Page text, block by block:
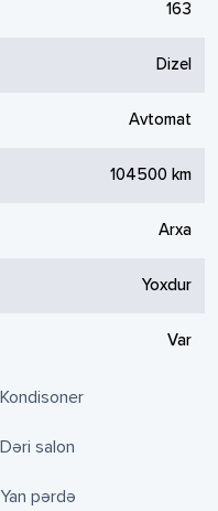
163
Dizel
Avtomat
104500 km
Arxa
Yoxdur
Var
Kondisoner
Dəri salon
Yan pərdə